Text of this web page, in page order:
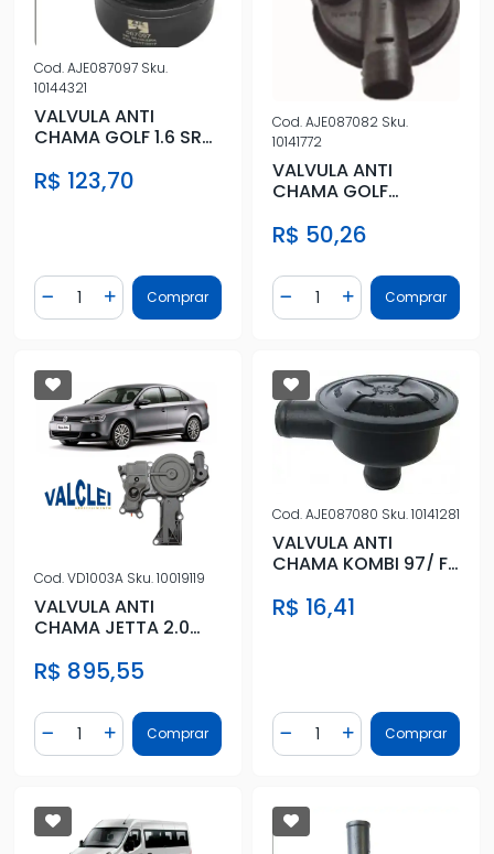
Cod.AJE087097 Sku.
10144321
VALVULA ANTI
CHAMA GOLF 1.6 SR
BORA 2.0 POL
R$ 123,70
Diminuir Quantidade
Quantidade
Adicionar Quantidade
Comprar
Cod.AJE087082 Sku.
10141772
VALVULA ANTI
CHAMA GOLF
R$ 50,26
Diminuir Quantidade
Quantidade
AdicionarComprar
Cod.VD1003A Sku.10019119
VALVULA ANTI
CHAMA JETTA 2.0
R$ 895,55
Diminuir Quantidade
Quantidade
Adicionar Quantidade
Comprar
Cod.AJE087080 Sku.10141281
VALVULA ANTI
CHAMA KOMBI 97/ F-
R$ 16,41
Diminuir Quantidade
Quantidade
AdicionarComprar